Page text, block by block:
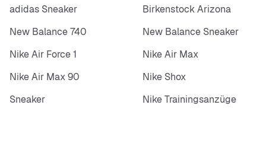
adidas Sneaker
Birkenstock Arizona
New Balance 740
New Balance Sneaker
Nike Air Force 1
Nike Air Max
Nike Air Max 90
Nike Shox
Sneaker
Nike Trainingsanzüge